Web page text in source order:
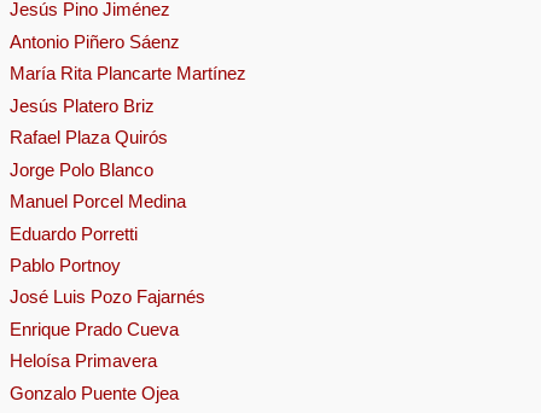
Jesús Pino Jiménez
Antonio Piñero Sáenz
María Rita Plancarte Martínez
Jesús Platero Briz
Rafael Plaza Quirós
Jorge Polo Blanco
Manuel Porcel Medina
Eduardo Porretti
Pablo Portnoy
José Luis Pozo Fajarnés
Enrique Prado Cueva
Heloísa Primavera
Gonzalo Puente Ojea